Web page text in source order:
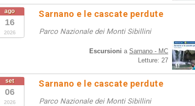
ago
16
2026
Sarnano e le cascate perdute
Parco Nazionale dei Monti Sibillini
Escursioni a Sarnano - MC
Letture: 27
set
06
2026
Sarnano e le cascate perdute
Parco Nazionale dei Monti Sibillini